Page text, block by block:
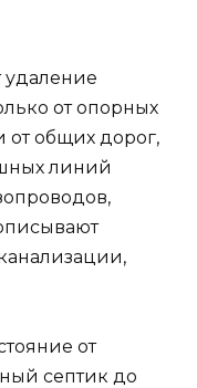
удаление
от опорных
от общих дорог,
линий
от
септик до